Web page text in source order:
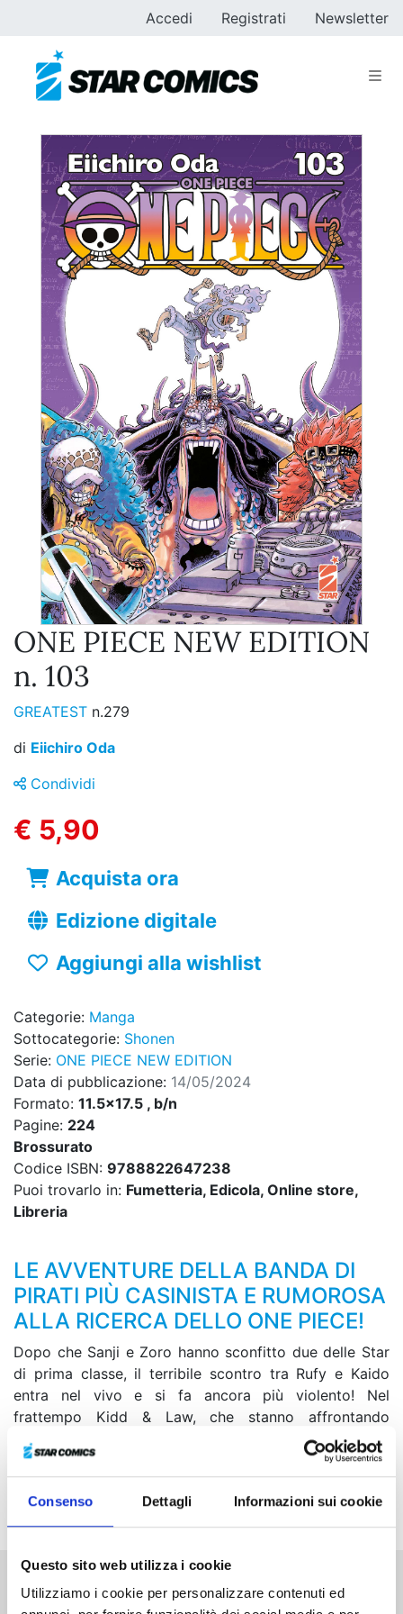
Consenso Dettagli Informazioni sui cookie
Questo sito web utilizza i cookie
Utilizziamo i cookie per personalizzare contenuti ed
Accedi Registrati Newsletter
ONE PIECE NEW EDITION
n. 103
GREATEST n.279
di Eiichiro Oda
Condividi
€ 5,90
Acquista ora
Edizione digitale
Aggiungi alla wishlist
Categorie: Manga
Sottocategorie: Shonen
Serie: ONE PIECE NEW EDITION
Data di pubblicazione: 14/05/2024
Formato: 11.5x17.5 , b/n
Pagine: 224
Brossurato
Codice ISBN: 9788822647238
Puoi trovarlo in: Fumetteria, Edicola, Online store,
Libreria
LE AVVENTURE DELLA BANDA DI
PIRATI PIÙ CASINISTA E RUMOROSA
ALLA RICERCA DELLO ONE PIECE!
Dopo che Sanji e Zoro hanno sconfitto due delle Star
di prima classe, il terribile scontro tra Rufy e Kaido
entra nel vivo e si fa ancora più violento! Nel
frattempo Kidd & Law, che stanno affrontando
l’inferocita Big Mom, danno vita a una battaglia al
limite della sopravvivenza... I nostri eroi hanno qualche
speranza di riuscire a sconfiggere i due potentissimi
Imperatori?!